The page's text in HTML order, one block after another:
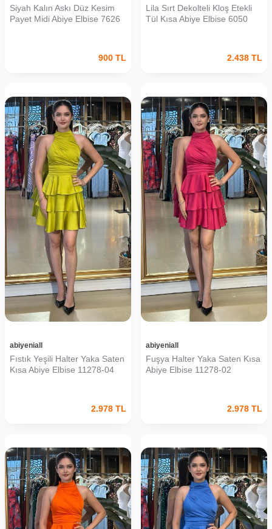
Siyah Kalın Askı Düz Kesim
Payet Midi Abiye Elbise 7626
900 TL
Lila Sırt Dekolteli Kloş Etekli
Tül Kısa Abiye Elbise 6050
2.438 TL
abiyeniall
Fıstık Yeşili Halter Yaka Saten
Kısa Abiye Elbise 11278-04
2.978 TL
abiyeniall
Fuşya Halter Yaka Saten Kısa
Abiye Elbise 11278-02
2.978 TL